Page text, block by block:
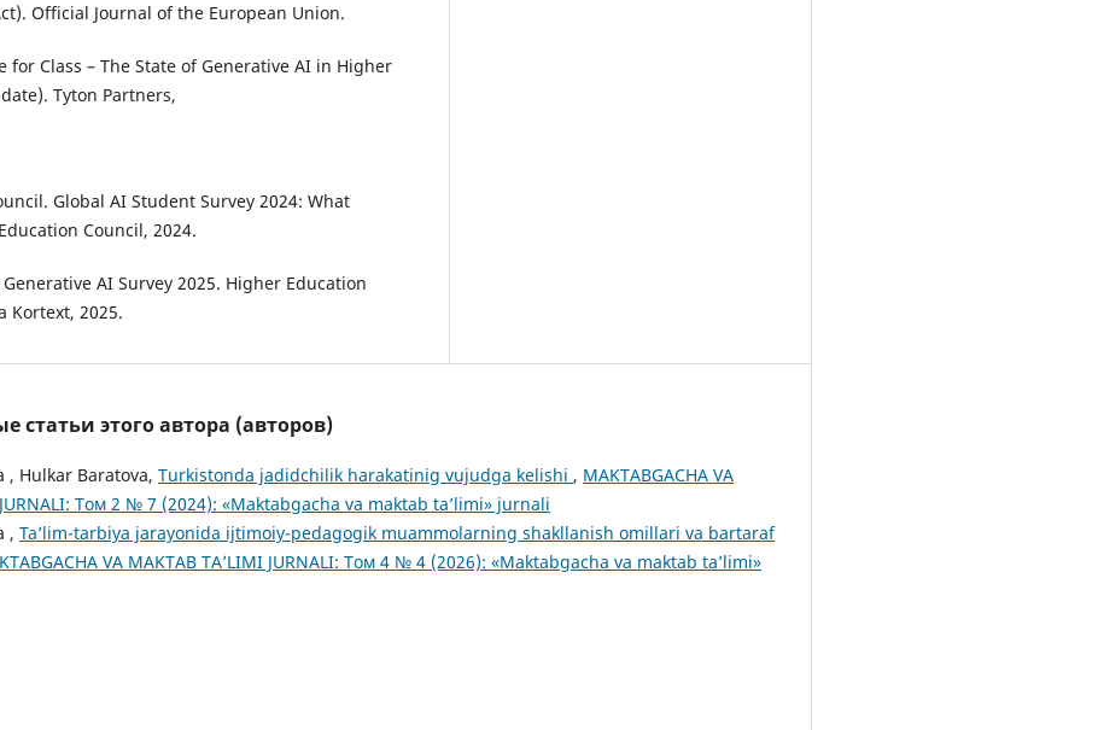
Official Journal of the European Union.
for Class – The State of Generative AI in Higher
Tyton Partners,
Global AI Student Survey 2024: What
Council, 2024.
AI Survey 2025. Higher Education
Kortext, 2025.
статьи этого автора (авторов)
, Hulkar Baratova, Turkistonda jadidchilik harakatinig vujudga kelishi , MAKTABGACHA VA
JURNALI: Том 2 № 7 (2024): «Maktabgacha va maktab ta’limi» jurnali
, Ta’lim-tarbiya jarayonida ijtimoiy-pedagogik muammolarning shakllanish omillari va bartaraf
VA MAKTAB TA’LIMI JURNALI: Том 4 № 4 (2026): «Maktabgacha va maktab ta’limi»